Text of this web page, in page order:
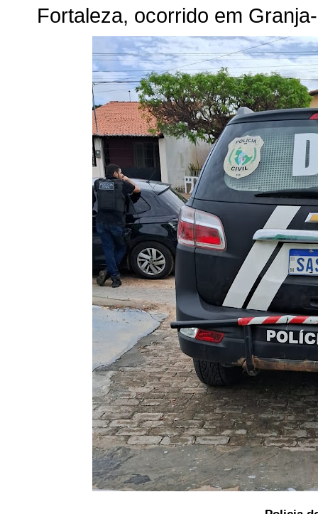
Fortaleza, ocorrido em